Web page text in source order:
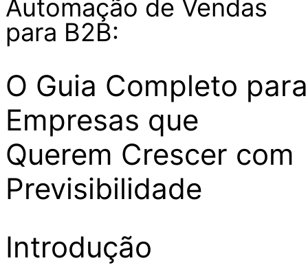
Automação de Vendas
para B2B:
O Guia Completo para
Empresas que
Querem Crescer com
Previsibilidade
Introdução